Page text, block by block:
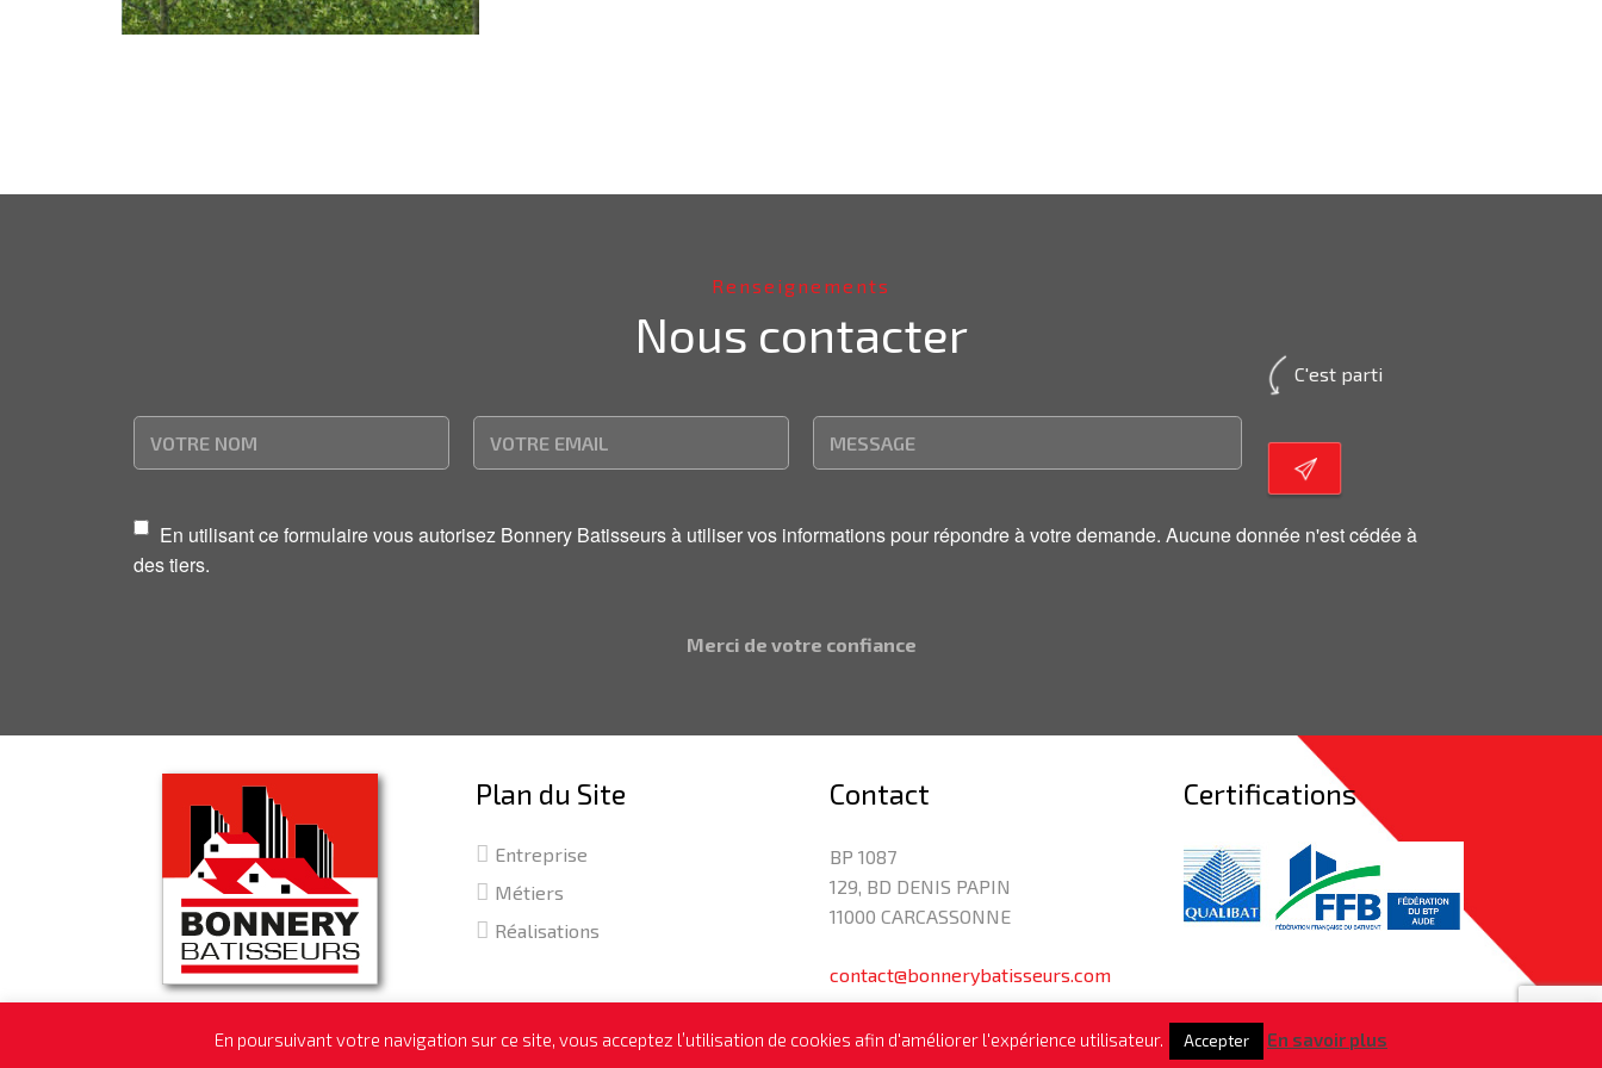
Renseignements
Nous contacter
C'est parti
En utilisant ce formulaire vous autorisez Bonnery Batisseurs à utiliser vos informations pour répondre à votre demande. Aucune donnée n'est cédée à
des tiers.
Merci de votre confiance
Plan du Site
Entreprise
Métiers
Réalisations
Contact
BP 1087
129, BD DENIS PAPIN
11000 CARCASSONNE
contact@bonnerybatisseurs.com
Certifications
© 2017 BONNERY,Mentions légales–Protection des données– Design :ADAPT-T
En poursuivant votre navigation sur ce site, vous acceptez l’utilisation de cookies afin d'améliorer l'expérience utilisateur. Accepter En savoir plus